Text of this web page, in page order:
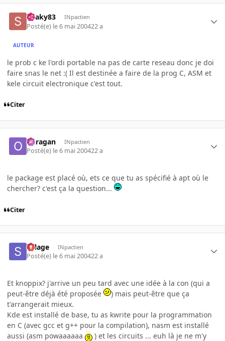
Snaky83 INpactien
Posté(e) le 6 mai 200422 a
AUTEUR
le prob c ke l'ordi portable na pas de carte reseau donc je doi
faire snas le net :( Il est destinée a faire de la prog C, ASM et
kele circuit electronique c'est tout.
Citer
ouragan INpactien
Posté(e) le 6 mai 200422 a
le package est placé où, ets ce que tu as spécifié à apt où le
chercher? c'est ça la question...
Citer
Sillage INpactien
Posté(e) le 6 mai 200422 a
Et knoppix? j'arrive un peu tard avec une idée à la con (qui a
peut-être déjà été proposée
) mais peut-être que ça
t'arrangerait mieux.
Kde est installé de base, tu as kwrite pour la programmation
en C (avec gcc et g++ pour la compilation), nasm est installé
aussi (asm powaaaaaa
) et les circuits ... euh là je ne m'y